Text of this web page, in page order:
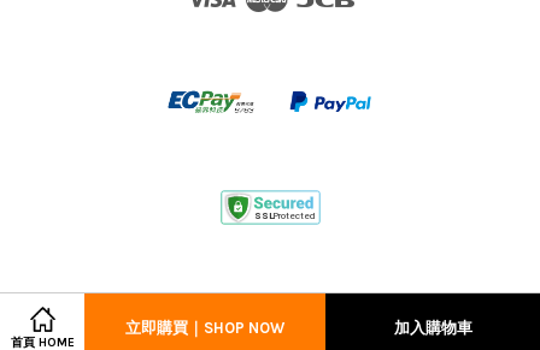
首頁 HOME
立即購買｜SHOP NOW 加入購物車